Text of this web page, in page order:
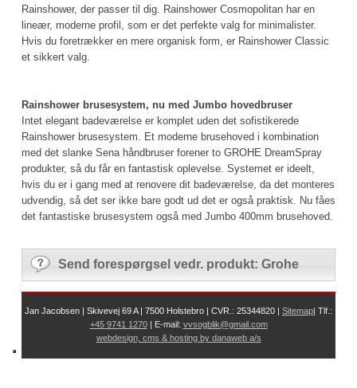
Rainshower, der passer til dig. Rainshower Cosmopolitan har en
lineær, moderne profil, som er det perfekte valg for minimalister.
Hvis du foretrækker en mere organisk form, er Rainshower Classic
et sikkert valg.
Rainshower brusesystem, nu med Jumbo hovedbruser
Intet elegant badeværelse er komplet uden det sofistikerede
Rainshower brusesystem. Et moderne brusehoved i kombination
med det slanke Sena håndbruser forener to GROHE DreamSpray
produkter, så du får en fantastisk oplevelse. Systemet er ideelt,
hvis du er i gang med at renovere dit badeværelse, da det monteres
udvendig, så det ser ikke bare godt ud det er også praktisk. Nu fåes
det fantastiske brusesystem også med Jumbo 400mm brusehoved.
Send forespørgsel vedr. produkt: Grohe
Jan Jacobsen | Skivevej 69 A | 7500 Holstebro | CVR.: 25344820 | Sit​emap| Tlf.:
+45 9741 1270| E-mail: vvsogblik@gmail.com
webdesign, cms & hosting by danaweb a/s